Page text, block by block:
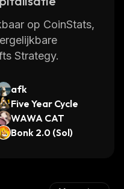
op CoinStats,
Strategy.
afk
Five Year Cycle
WAWA CAT
Bonk 2.0 (Sol)